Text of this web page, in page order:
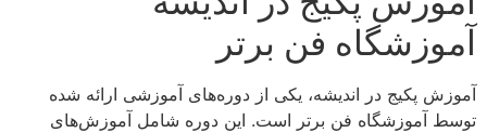
آموزشگاه فن برتر
آموزش پکیج در اندیشه، یکی از دوره‌های آموزشی ارائه شده
توسط آموزشگاه فن برتر است. این دوره شامل آموزش‌های